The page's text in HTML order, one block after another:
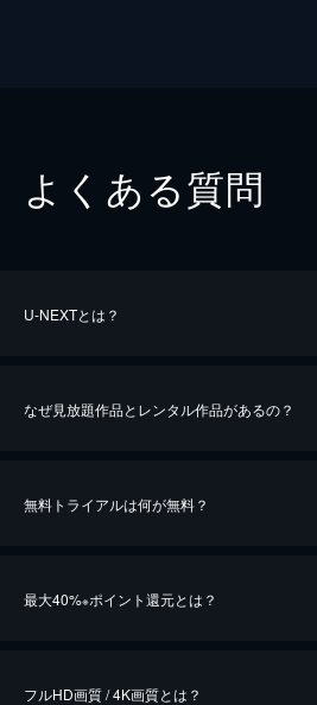
よくある質問
U-NEXTとは？
なぜ見放題作品とレンタル作品があるの？
無料トライアルは何が無料？
最大40%※ポイント還元とは？
フルHD画質 / 4K画質とは？